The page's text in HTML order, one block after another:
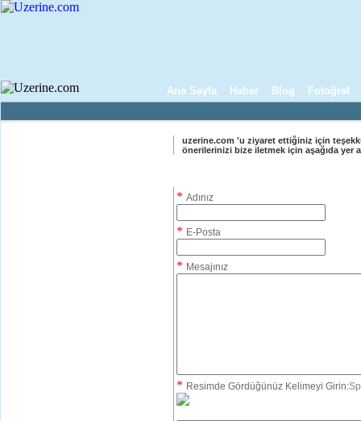
Ana Sayfa Haber Blog Fotoğraf
uzerine.com 'u ziyaret ettiğiniz için
önerilerinizi bize iletmek için aşağıda yer
* Adınız
* E-Posta
* Mesajınız
* Resimde Gördüğünüz Kelimeyi Girin: